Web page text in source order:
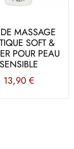
MASSAGE
SOFT &
POUR PEAU
SENSIBLE
13,90 €